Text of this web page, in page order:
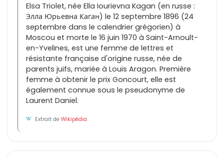
Elsa Triolet, née Ella Iourievna Kagan (en russe :
Элла Юрьевна Каган) le 12 septembre 1896 (24
septembre dans le calendrier grégorien) à
Moscou et morte le 16 juin 1970 à Saint-Arnoult-
en-Yvelines, est une femme de lettres et
résistante française d'origine russe, née de
parents juifs, mariée à Louis Aragon. Première
femme à obtenir le prix Goncourt, elle est
également connue sous le pseudonyme de
Laurent Daniel.
Extrait deWikipédia